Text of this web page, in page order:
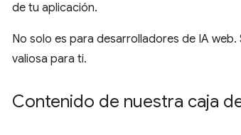
de tu aplicación.
No solo es para desarrolladores de IA
valiosa para ti.
Contenido de nuestra caja